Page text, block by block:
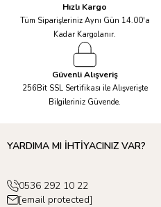
Hızlı Kargo
Tüm Siparişleriniz Aynı Gün 14.00'a
Kadar Kargolanır.
Güvenli Alışveriş
256Bit SSL Sertifikası ile Alışverişte
Bilgileriniz Güvende.
YARDIMA MI İHTİYACINIZ VAR?
0536 292 10 22
[email protected]